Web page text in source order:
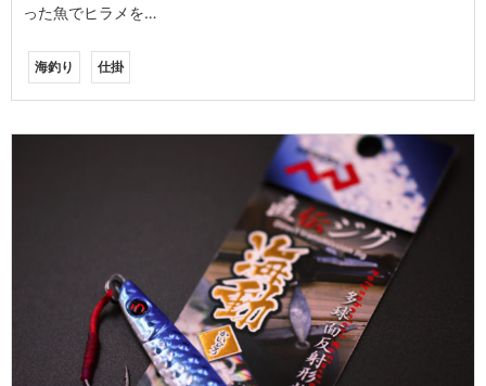
った魚でヒラメを…
海釣り 仕掛